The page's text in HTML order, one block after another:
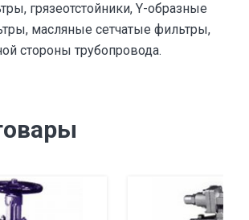
грязеотстойники, Y-образные
масляные сетчатые фильтры,
стороны трубопровода.